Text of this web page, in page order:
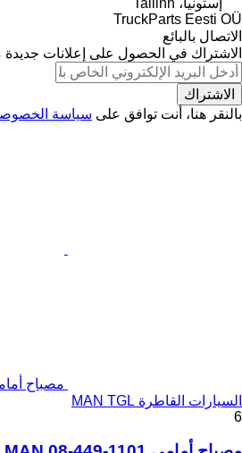
TruckParts Eesti OÜ
الاتصال بالبائع
الاشتراك في الحصول على إعلانات
الاشتراك
بالنقر هنا، أنت توافق على سياسة
السيارات القاطرة MAN TGL
6